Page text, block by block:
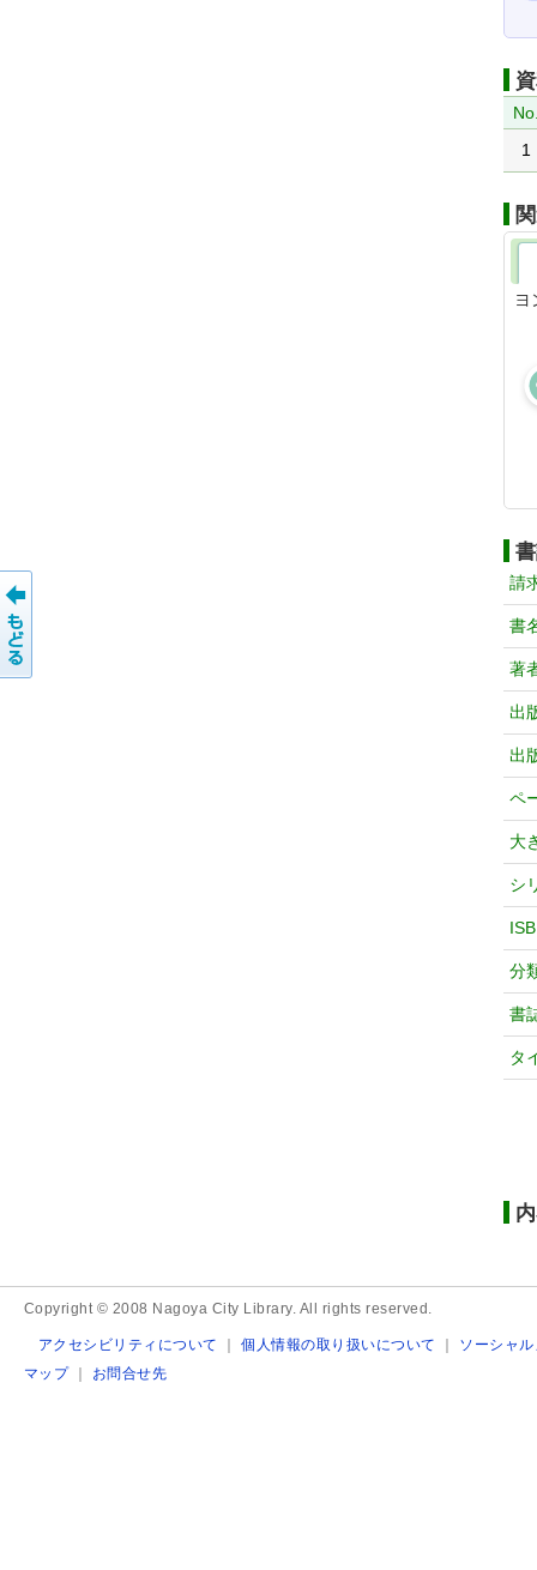
1
請
書
著
出
出
ペ
大
シ
分
書
タ
Copyright © 2008 Nagoya City Library. All rights reserved.
アクセシビリティについて ｜個人情報の取り扱いについて ｜ ソーシャ
マップ｜ お問合せ先